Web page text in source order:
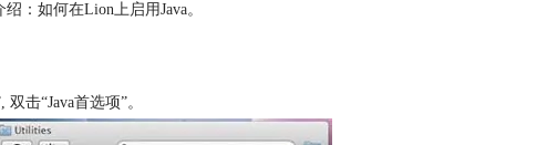
：如何在Lion上启用Java。
击“Java首选项”。